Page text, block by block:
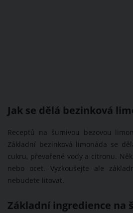
Jak se dělá bezinková
Receptů na šumivou bezovou
Základní bezinková limonáda se
cukru, převařené vody a citronu.
nebo ocet. Vyzkoušejte ale
nebudete litovat.
Základní ingredience na